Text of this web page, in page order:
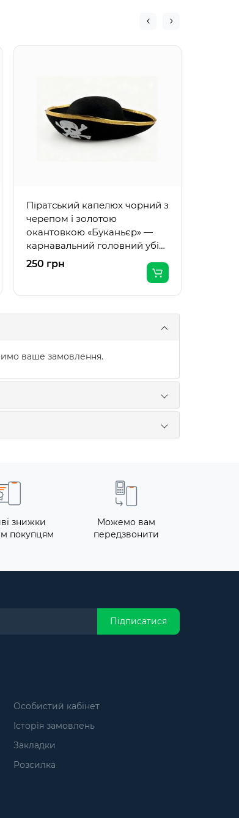
Піратський капелюх чорний з
черепом і золотою
окантовкою «Буканьєр» —
карнавальний головний убір
для дорослих, 35×24 см
250 грн
ваше замовлення.
знижки
покупцям
Можемо вам
передзвонити
Підписатися
Особистий кабінет
Історія замовлень
Закладки
Розсилка